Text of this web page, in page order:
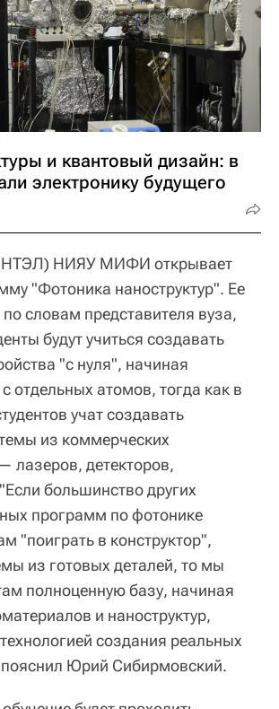
и квантовый дизайн: в
электронику будущего
НИЯУ МИФИ открывает
"Фотоника наноструктур". Ее
по словам представителя вуза,
будут учиться создавать
"с нуля", начиная
отдельных атомов, тогда как в
учат создавать
из коммерческих
лазеров, детекторов,
большинство других
программ по фотонике
"поиграть в конструктор",
из готовых деталей, то мы
полноценную базу, начиная
и наноструктур,
создания реальных
Юрий Сибирмовский.